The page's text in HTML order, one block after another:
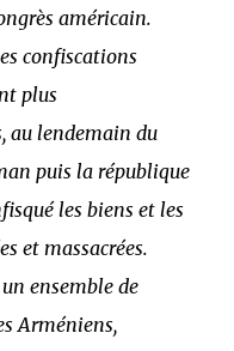
américain.
confiscations
plus
au lendemain du
puis la république
les biens et les
et massacrées.
ensemble de
Arméniens,